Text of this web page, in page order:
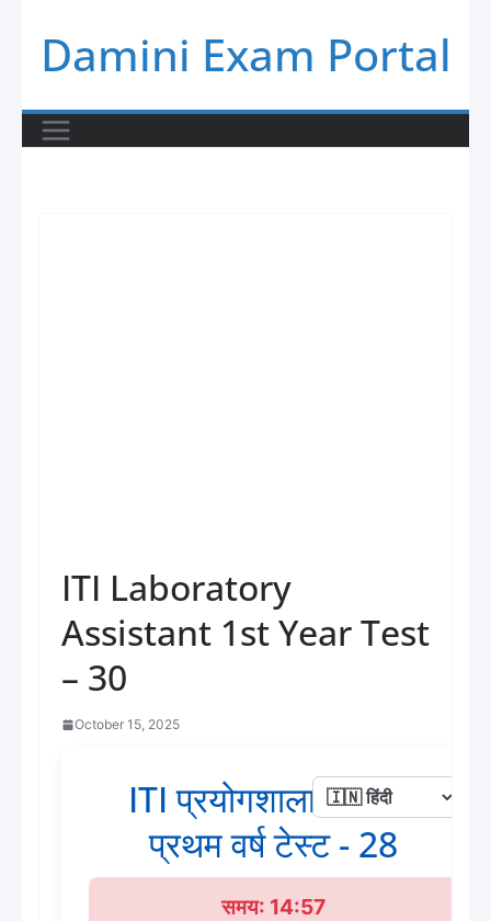
content
Damini Exam Portal
ITI Laboratory
Assistant 1st Year Test
– 30
October 15, 2025
ITI प्रयोगशाला सहायक
प्रथम वर्ष टेस्ट - 28
समय: 14:56